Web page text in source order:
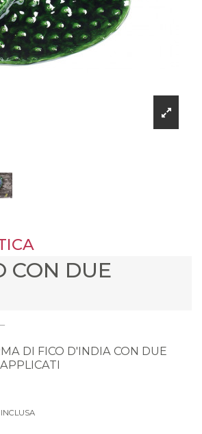
CON DUE
DI FICO D'INDIA CON DUE